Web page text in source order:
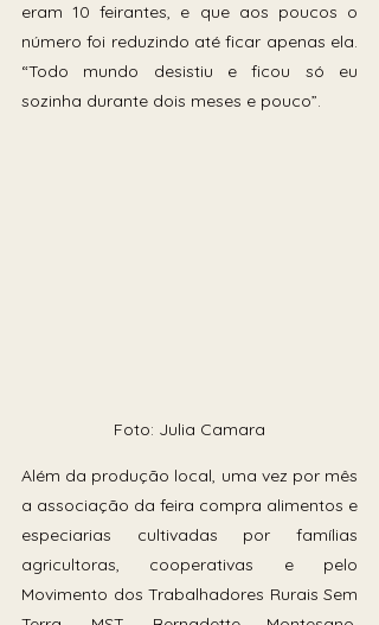
eram 10 feirantes, e que aos poucos o
número foi reduzindo até ficar apenas ela.
“Todo mundo desistiu e ficou só eu
sozinha durante dois meses e pouco”.
Foto: Julia Camara
Além da produção local, uma vez por mês
a associação da feira compra alimentos e
especiarias cultivadas por famílias
agricultoras, cooperativas e pelo
Movimento dos Trabalhadores Rurais Sem